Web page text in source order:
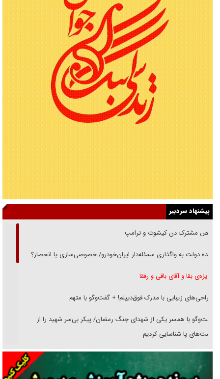
پیشنهاد سردبیر
رقص مشترک دن کیشوت و ترامپ
دنده دولت به واگذاری مسئله‌دار ایران‌خودرو/ خصوصی‌سازی یا انحصار؟
غریزه‌ی بقا و آقای باقی و رفقا
جراحی‌های زیبایی با مدرک فوق‌دیپلم! + گفت‌وگو با متهم
گفت‌وگو با همسر یکی از شهدای جنگ رمضان/ پیکر بی‌سر شهید را از
انگشت‌های پا شناسایی کردیم
نسلی که آنلاین الگو می‌گیرد